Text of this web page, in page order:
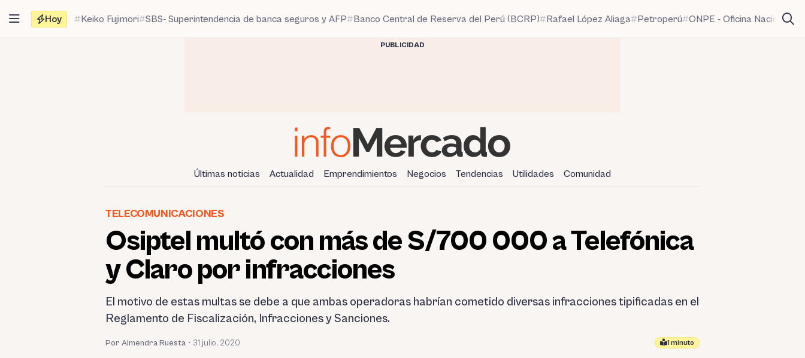
contenido
Hoy Keiko Fujimori SBS- Superintendencia de banca seguros y AFP Banco Central de Reserva del Perú (BCRP) Rafael López Aliaga Petroperú ONPE - Oficina Nacional
PUBLICIDAD
Últimas noticias Actualidad Emprendimientos Negocios Tendencias Utilidades Comunidad
TELECOMUNICACIONES
Osiptel multó con más de S/700 000 a Telefónica
y Claro por infracciones
El motivo de estas multas se debe a que ambas operadoras habrían cometido diversas infracciones tipificadas en el
Reglamento de Fiscalización, Infracciones y Sanciones.
Por Almendra Ruesta • 31 julio, 2020 1 minuto